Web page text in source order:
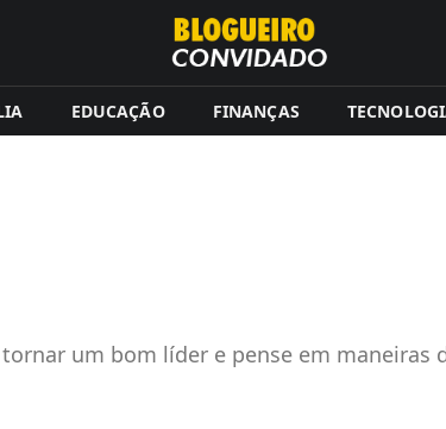
EDUCAÇÃO FINANÇAS
um bom líder e pense em maneiras